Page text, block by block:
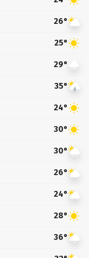
26°
25°
29°
35°
24°
30°
30°
26°
24°
28°
36°